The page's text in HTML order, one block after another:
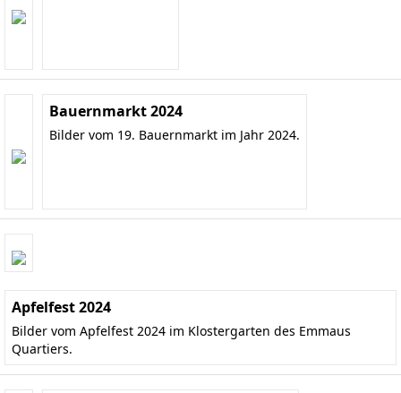
Bauernmarkt 2024
Bilder vom 19. Bauernmarkt im Jahr 2024.
Apfelfest 2024
Bilder vom Apfelfest 2024 im Klostergarten des Emmaus
Quartiers.